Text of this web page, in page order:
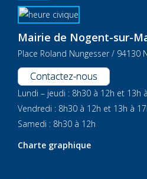
Mairie de Nogent-sur-
Place Roland Nungesser / 94130
Contactez-nous
Lundi – jeudi : 8h30 à 12h et 13h
Vendredi : 8h30 à 12h et 13h à
Samedi : 8h30 à 12h
Charte graphique